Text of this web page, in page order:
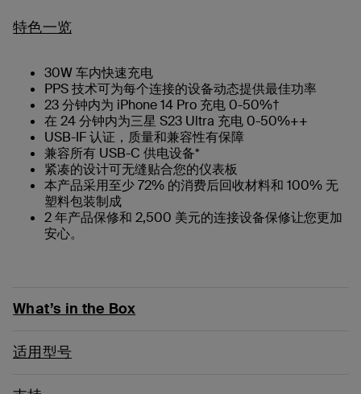
特色一览
30W 车内快速充电
PPS 技术可为每个连接的设备动态提供最佳功率
23 分钟内为 iPhone 14 Pro 充电 0-50%†
在 24 分钟内为三星 S23 Ultra 充电 0-50%++
USB-IF 认证，质量和兼容性有保障
兼容所有 USB-C 供电设备*
紧凑的设计可无缝贴合您的仪表板
本产品采用至少 72% 的消费后回收材料和 100% 无
塑料包装制成
2 年产品保修和 2,500 美元的连接设备保修让您更加
安心。
What’s in the Box
适用型号